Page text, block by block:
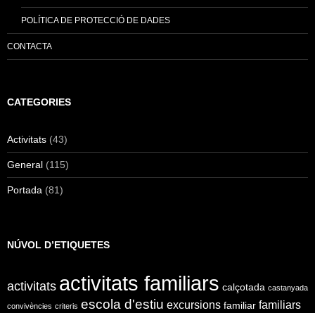
POLÍTICA DE PROTECCIÓ DE DADES
CONTACTA
CATEGORIES
Activitats (43)
General (115)
Portada (81)
NÚVOL D’ETIQUETES
activitats activitats familiars calçotada castanyada
convivències criteris escola d'estiu excursions familiar familiars